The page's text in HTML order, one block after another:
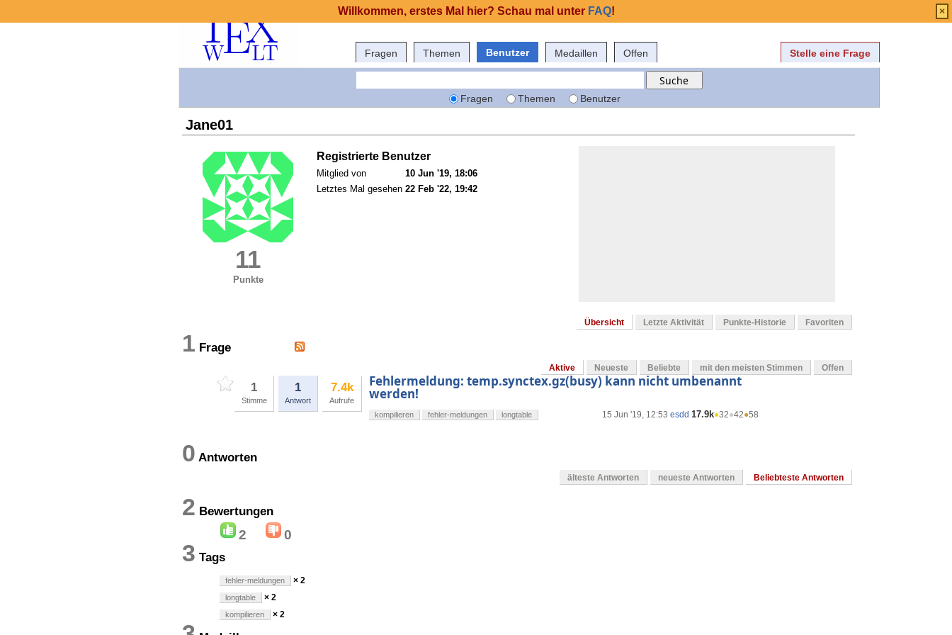
Fragen Themen Benutzer Medaillen Offen Stelle eine Frage
Fragen Themen Benutzer
Jane01
11
Punkte
Registrierte Benutzer
Mitglied von
10 Jun '19, 18:06
Letztes Mal gesehen 22 Feb '22, 19:42
Übersicht Letzte Aktivität Punkte-Historie Favoriten
1 Frage
Aktive Neueste Beliebte mit den meisten Stimmen Offen
1
Stimme
1
Antwort
7.4k
Aufrufe
Fehlermeldung: temp.synctex.gz(busy) kann nicht umbenannt
werden!
15 Jun '19, 12:53 esdd 17.9k●32●42●58
kompilieren fehler-meldungen longtable
0 Antworten
älteste Antworten neueste Antworten Beliebteste Antworten
2 Bewertungen
2 0
3 Tags
fehler-meldungen × 2
longtable × 2
kompilieren × 2
Willkommen, erstes Mal hier? Schau mal unter FAQ! ×